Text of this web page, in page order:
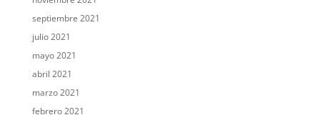
septiembre 2021
julio 2021
mayo 2021
abril 2021
marzo 2021
febrero 2021